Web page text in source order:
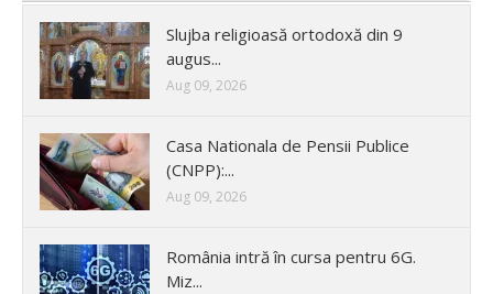
Slujba religioasă ortodoxă din 9
augus...
Aug 09, 2026
Casa Nationala de Pensii Publice
(CNPP):...
Aug 09, 2026
România intră în cursa pentru 6G.
Miz...